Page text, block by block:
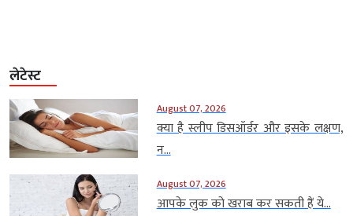
लेटेस्ट
August 07, 2026
क्या है स्लीप डिसऑर्डर और इसके लक्षण,
न...
August 07, 2026
आपके लुक को खराब कर सकती हैं ये...